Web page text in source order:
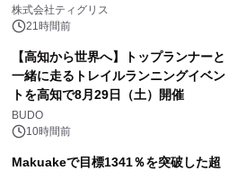
生 バカルディ ジャパンと連携した
没入型バー「BAR Arca」
株式会社ティグリス
21時間前
【高知から世界へ】トップランナーと
一緒に走るトレイルランニングイベン
トを高知で8月29日（土）開催
BUDO
10時間前
Makuakeで目標1341％を突破した超